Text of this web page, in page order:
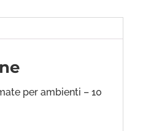
per ambienti – 10